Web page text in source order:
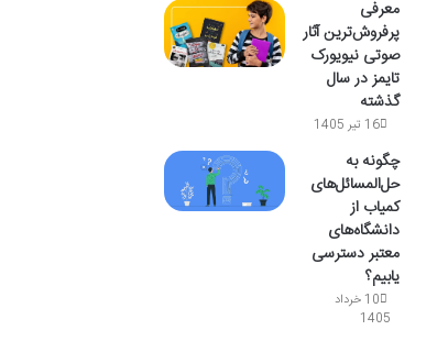
معرفی
پرفروش‌ترین آثار
صوتی نیویورک
تایمز در سال
گذشته
16 تیر 1405
چگونه به
حل‌المسائل‌های
کمیاب از
دانشگاه‌های
معتبر دسترسی
یابیم؟
10 خرداد
1405